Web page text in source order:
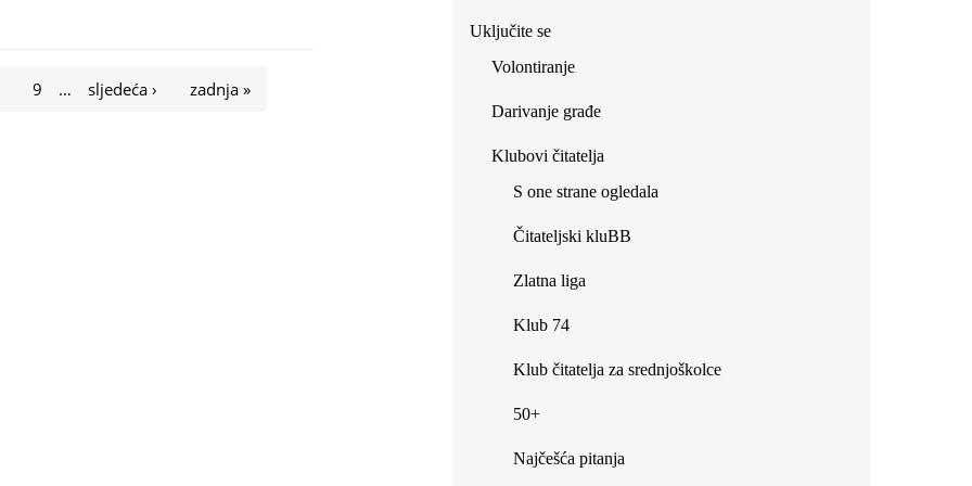
9 … sljedeća › zadnja »
Uključite se
Volontiranje
Darivanje građe
Klubovi čitatelja
S one strane ogledala
Čitateljski kluBB
Zlatna liga
Klub 74
Klub čitatelja za srednjoškolce
50+
Najčešća pitanja